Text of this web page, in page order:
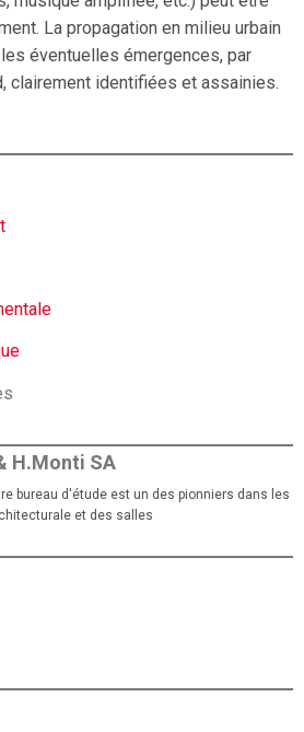
La propagation en milieu urbain
éventuelles émergences, par
clairement identifiées et assainies.
H.Monti SA
bureau d'étude est un des pionniers dans les
et des salles